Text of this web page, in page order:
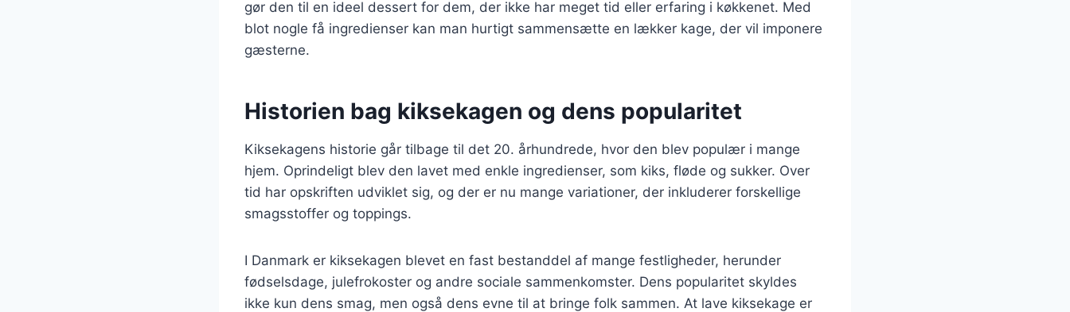
gør den til en ideel dessert for dem, der ikke har meget tid eller erfaring i køkkenet. Med
blot nogle få ingredienser kan man hurtigt sammensætte en lækker kage, der vil imponere
gæsterne.
Historien bag kiksekagen og dens popularitet
Kiksekagens historie går tilbage til det 20. århundrede, hvor den blev populær i mange
hjem. Oprindeligt blev den lavet med enkle ingredienser, som kiks, fløde og sukker. Over
tid har opskriften udviklet sig, og der er nu mange variationer, der inkluderer forskellige
smagsstoffer og toppings.
I Danmark er kiksekagen blevet en fast bestanddel af mange festligheder, herunder
fødselsdage, julefrokoster og andre sociale sammenkomster. Dens popularitet skyldes
ikke kun dens smag, men også dens evne til at bringe folk sammen. At lave kiksekage er